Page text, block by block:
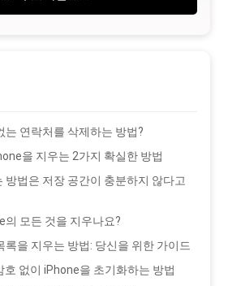
는 연락처를 삭제하는 방법?
을 지우는 2가지 확실한 방법
방법은 저장 공간이 충분하지 않다고
의 모든 것을 지우나요?
록을 지우는 방법: 당신을 위한 가이드
호 없이 iPhone을 초기화하는 방법